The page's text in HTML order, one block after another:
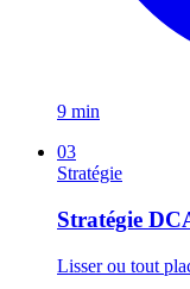
9 min
03
Stratégie
Stratégie
Lisser ou tout